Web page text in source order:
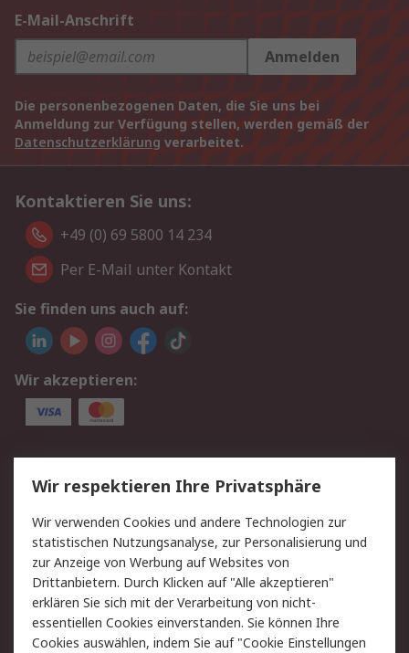
E-Mail-Anschrift
Anmelden
Die personenbezogenen Daten, die Sie uns bei
Anmeldung zur Verfügung stellen, werden gemäß der
Datenschutzerklärung verarbeitet.
Kontaktieren Sie uns:
+49 (0) 69 5800 14 234
Per E-Mail unter Kontakt
Sie finden uns auch auf:
Wir akzeptieren:
Service
Value Added Services
Lieferlösungen
Rücksendungen
Kontakt
Hilfe
Privatkunden
Rechtliches
AGB
Datenschutz
Wir respektieren Ihre Privatsphäre
Wir verwenden Cookies und andere Technologien zur
statistischen Nutzungsanalyse, zur Personalisierung und
zur Anzeige von Werbung auf Websites von
Drittanbietern. Durch Klicken auf "Alle akzeptieren"
erklären Sie sich mit der Verarbeitung von nicht-
essentiellen Cookies einverstanden. Sie können Ihre
Cookies auswählen, indem Sie auf "Cookie Einstellungen